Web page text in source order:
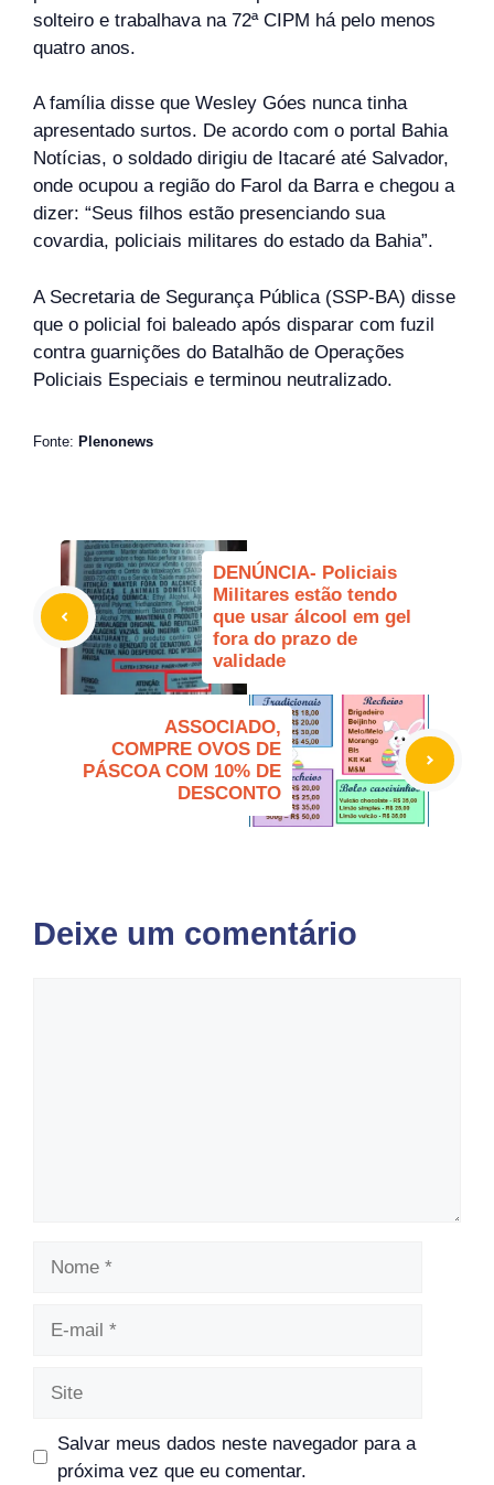
solteiro e trabalhava na 72ª CIPM há pelo menos
quatro anos.
A família disse que Wesley Góes nunca tinha
apresentado surtos. De acordo com o portal Bahia
Notícias, o soldado dirigiu de Itacaré até Salvador,
onde ocupou a região do Farol da Barra e chegou a
dizer: “Seus filhos estão presenciando sua
covardia, policiais militares do estado da Bahia”.
A Secretaria de Segurança Pública (SSP-BA) disse
que o policial foi baleado após disparar com fuzil
contra guarnições do Batalhão de Operações
Policiais Especiais e terminou neutralizado.
Fonte: Plenonews
DENÚNCIA- Policiais
Militares estão tendo
que usar álcool em gel
fora do prazo de
validade
ASSOCIADO,
COMPRE OVOS DE
PÁSCOA COM 10% DE
DESCONTO
Deixe um comentário
Salvar meus dados neste navegador para a
próxima vez que eu comentar.